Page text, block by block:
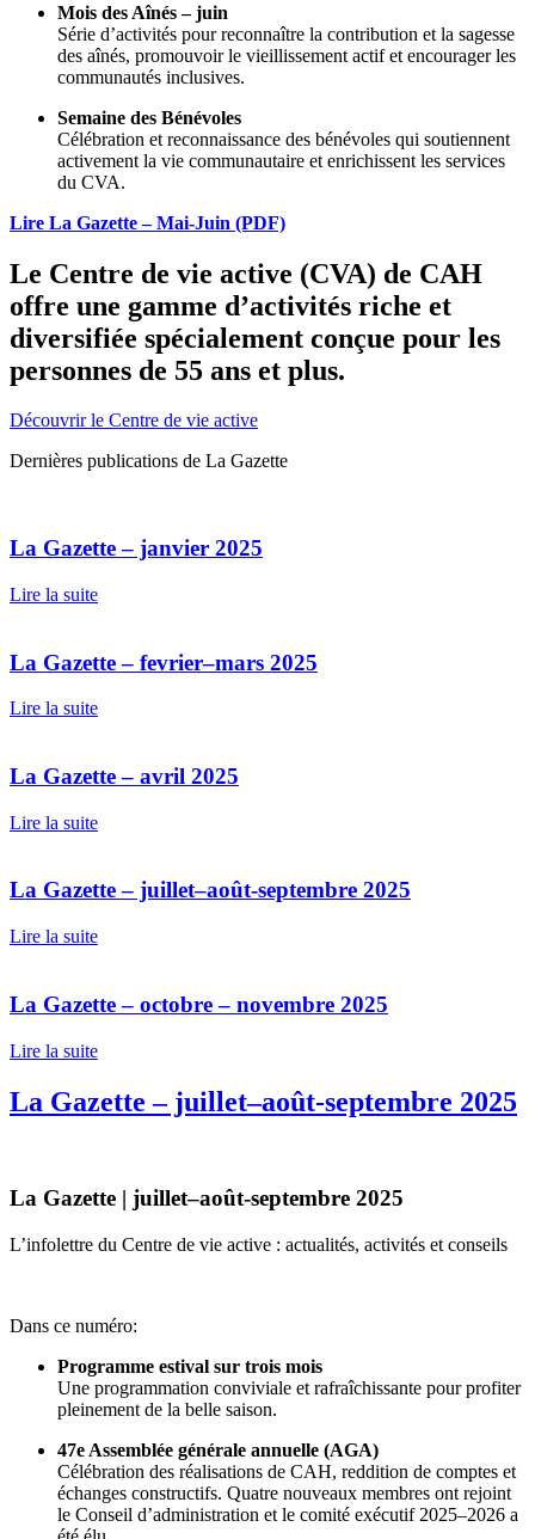
Mois des Aînés – juin
Série d’activités pour reconnaître la contribution et la sagesse
des aînés, promouvoir le vieillissement actif et encourager les
communautés inclusives.
Semaine des Bénévoles
Célébration et reconnaissance des bénévoles qui soutiennent
activement la vie communautaire et enrichissent les services
du CVA.
Lire La Gazette – Mai-Juin (PDF)
Le Centre de vie active (CVA) de CAH
offre une gamme d’activités riche et
diversifiée spécialement conçue pour les
personnes de 55 ans et plus.
Découvrir le Centre de vie active
Dernières publications de La Gazette
La Gazette – janvier 2025
Lire la suite
La Gazette – fevrier–mars 2025
Lire la suite
La Gazette – avril 2025
Lire la suite
La Gazette – juillet–août-septembre 2025
Lire la suite
La Gazette – octobre – novembre 2025
Lire la suite
La Gazette – juillet–août-septembre 2025
La Gazette | juillet–août-septembre 2025
L’infolettre du Centre de vie active : actualités, activités et conseils
Dans ce numéro:
Programme estival sur trois mois
Une programmation conviviale et rafraîchissante pour profiter
pleinement de la belle saison.
47e Assemblée générale annuelle (AGA)
Célébration des réalisations de CAH, reddition de comptes et
échanges constructifs. Quatre nouveaux membres ont rejoint
le Conseil d’administration et le comité exécutif 2025–2026 a